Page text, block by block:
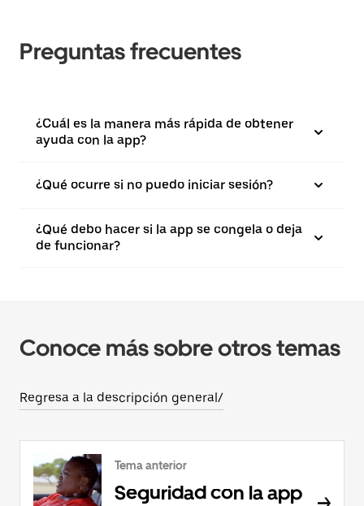
Preguntas frecuentes
¿Cuál es la manera más rápida de obtener
ayuda con la app?
¿Qué ocurre si no puedo iniciar sesión?
¿Qué debo hacer si la app se congela o deja
de funcionar?
Conoce más sobre otros temas
Regresa a la descripción general/
Tema anterior
Seguridad con la app